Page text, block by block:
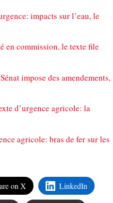
impacts sur l’eau, le
en commission, le texte file
impose des amendements,
d’urgence agricole: la
agricole: bras de fer sur les
on X LinkedIn